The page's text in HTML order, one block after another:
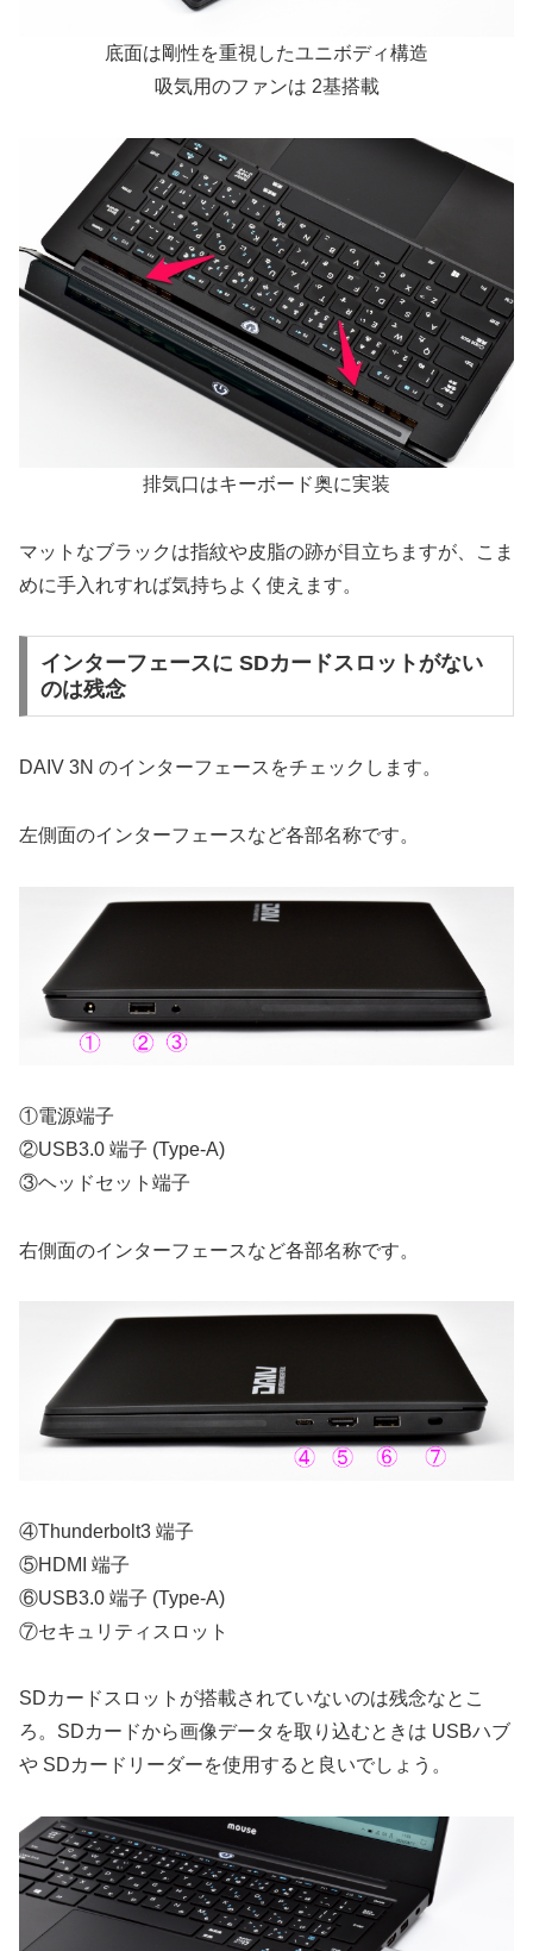
底面は剛性を重視したユニボディ構造
吸気用のファンは 2基搭載
排気口はキーボード奥に実装
マットなブラックは指紋や皮脂の跡が目立ちますが、こま
めに手入れすれば気持ちよく使えます。
インターフェースに SDカードスロットがない
のは残念
DAIV 3N のインターフェースをチェックします。
左側面のインターフェースなど各部名称です。
①電源端子
②USB3.0 端子 (Type-A)
③ヘッドセット端子
右側面のインターフェースなど各部名称です。
④Thunderbolt3 端子
⑤HDMI 端子
⑥USB3.0 端子 (Type-A)
⑦セキュリティスロット
SDカードスロットが搭載されていないのは残念なとこ
ろ。SDカードから画像データを取り込むときは USBハブ
や SDカードリーダーを使用すると良いでしょう。